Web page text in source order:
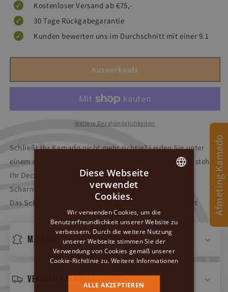
Kostenloser Versand ab €75,-
30 Tage Rückgabegarantie
Kunden bewerten uns im Durchschnitt mit einer 9.1
Ausverkauft
Weitere Bezahlmöglichkeiten
Schließt Ihr Kamado nicht mehr richtig? Leiden Sie unter
einem quietschenden oder knarrenden Scharnier oder steht
Ihr Deckel schief? Finden Sie hier ein passendes neues
Scharnier für Ihren Kamado!
Das Scharnier ist für einen 21/22 Zoll Kamado geeignet
Material
Versand & Rücksendungen
ENGLISH
Diese Webseite
verwendet
Cookies.
Wir verwenden Cookies, um die
Benutzerfreundlichkeit unserer Website zu
verbessern. Durch die weitere Nutzung
unserer Webseite stimmen Sie der
Verwendung von Cookies gemäß unserer
Cookie-Richtlinie zu.Weitere Informationen
ALLE AKZEPTIEREN
Afmeting Kamado